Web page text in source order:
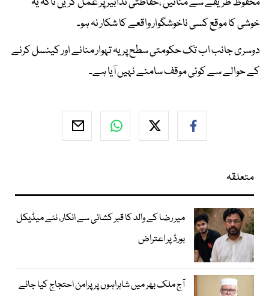
خوشی کا موقع کسی ناخوشگوار واقعے کا شکار نہ ہو۔
دوسری جانب اب تک حکومتی سطح پر یہ تہوار منانے اور کینسل کرنے
کے حوالے سے کوئی موقف سامنے نہیں آیا ہے۔
متعلقہ
میر رضا کے والد کا قبر کشائی سے انکار، نئے میڈیکل
بورڈ پر اعتراض
آج ملک بھر میں شاہراہوں پر پرامن احتجاج کیا جائے